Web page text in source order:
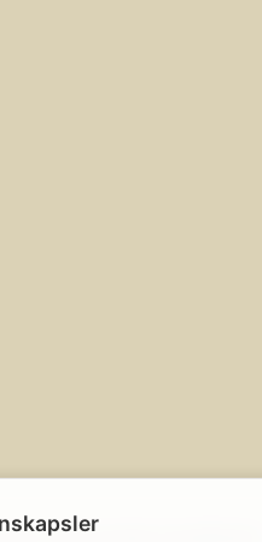
policyCookie-innstillinger